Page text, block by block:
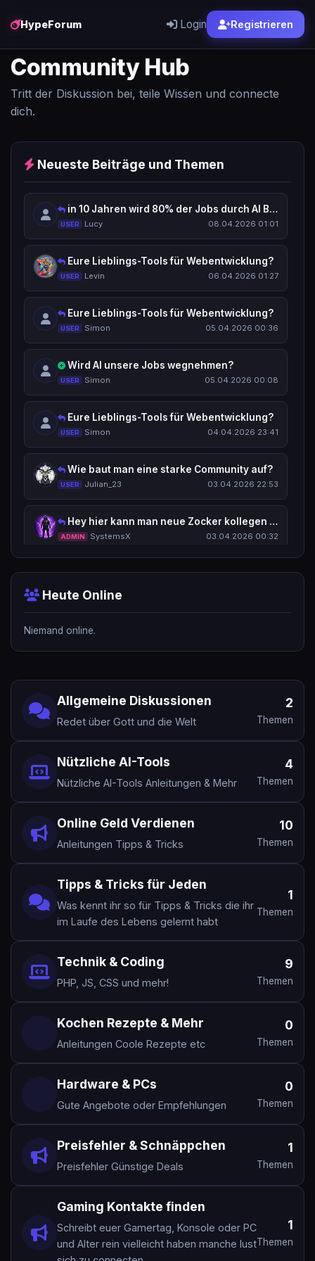
HypeForum Login Registrieren
Community Hub
Tritt der Diskussion bei, teile Wissen und connecte
dich.
Allgemeine Diskussionen
Redet über Gott und die Welt
2
Themen
Nützliche AI-Tools
Nützliche AI-Tools Anleitungen & Mehr
4
Themen
Online Geld Verdienen
Anleitungen Tipps & Tricks
10
Themen
Tipps & Tricks für Jeden
Was kennt ihr so für Tipps & Tricks die ihr
im Laufe des Lebens gelernt habt
1
Themen
Technik & Coding
PHP, JS, CSS und mehr!
9
Themen
Kochen Rezepte & Mehr
Anleitungen Coole Rezepte etc
0
Themen
Hardware & PCs
Gute Angebote oder Empfehlungen
0
Themen
Preisfehler & Schnäppchen
Preisfehler Günstige Deals
1
Themen
Gaming Kontakte finden
Schreibt euer Gamertag, Konsole oder PC
und Alter rein vielleicht haben manche lust
1
Themen
Neueste Beiträge und Themen
in 10 Jahren wird 80% der Jobs durch AI Bots / Human Robots ersetzt?
USER Lucy 08.04.2026 01:01
Eure Lieblings-Tools für Webentwicklung?
USER Levin 06.04.2026 01:27
Eure Lieblings-Tools für Webentwicklung?
USER Simon 05.04.2026 00:36
Wird AI unsere Jobs wegnehmen?
USER Simon 05.04.2026 00:08
Eure Lieblings-Tools für Webentwicklung?
USER Simon 04.04.2026 23:41
Wie baut man eine starke Community auf?
USER Julian_23 03.04.2026 22:53
Hey hier kann man neue Zocker kollegen kennenlernen
ADMIN SystemsX 03.04.2026 00:32
Welche Programmiersprache lohnt sich aktuell am meisten?
Mr.Wang
Hey hier kann man neue Zocker kollegen kennenlernen
My New Test Topic
testuser123 01.04.2026 03:27
Test Topic Title
USER testuser123 01.04.2026 02:45
Welche Skills sollte jeder 2026 lernen?
USER flo.speer 30.03.2026 23:10
Social Media Werbung
Social Media Werbung
ADMIN SystemsX 29.03.2026 17:06
in 10 Jahren wird 80% der Jobs durch AI Bots / Human Robots ersetzt?
ADMIN SystemsX 29.03.2026 16:56
Eure besten Schnäppchen / Preisfehler?
ADMIN SystemsX 29.03.2026 16:56
ADMIN SystemsX
Beste Plattform um Geld online zu verdienen?
Heute Online
Niemand online.